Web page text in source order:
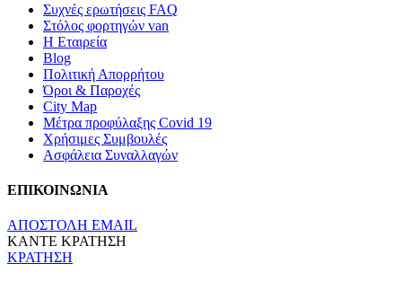
Συχνές ερωτήσεις FAQ
Στόλος φορτηγών van
Η Εταιρεία
Blog
Πολιτική Απορρήτου
Όροι & Παροχές
City Map
Μέτρα προφύλαξης Covid 19
Χρήσιμες Συμβουλές
Ασφάλεια Συναλλαγών
ΕΠΙΚΟΙΝΩΝΙΑ
ΑΠΟΣΤΟΛΗ EMAIL
ΚΑΝΤΕ ΚΡΑΤΗΣΗ
ΚΡΑΤΗΣΗ